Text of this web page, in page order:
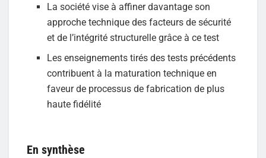
La société vise à affiner davantage son
approche technique des facteurs de sécurité
et de l’intégrité structurelle grâce à ce test
Les enseignements tirés des tests précédents
contribuent à la maturation technique en
faveur de processus de fabrication de plus
haute fidélité
En synthèse